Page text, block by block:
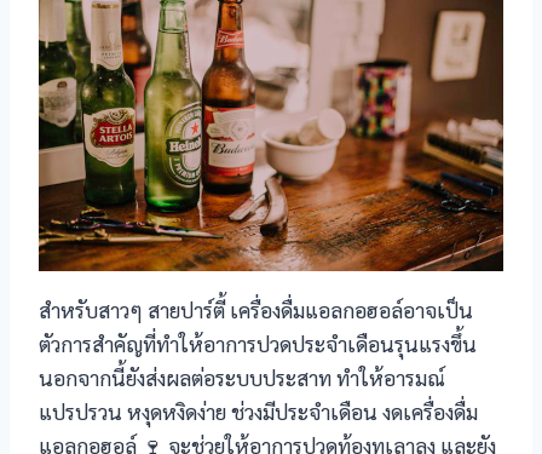
สำหรับสาวๆ สายปาร์ตี้ เครื่องดื่มแอลกอฮอล์อาจเป็น
ตัวการสำคัญที่ทำให้อาการปวดประจำเดือนรุนแรงขึ้น
นอกจากนี้ยังส่งผลต่อระบบประสาท ทำให้อารมณ์
แปรปรวน หงุดหงิดง่าย ช่วงมีประจำเดือน งดเครื่องดื่ม
แอลกอฮอล์ 🍷 จะช่วยให้อาการปวดท้องทุเลาลง และยัง